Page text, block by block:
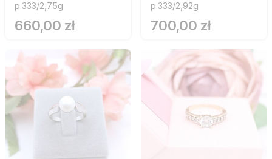
p.333/2,75g
660,00 zł
p.333/2,92g
700,00 zł